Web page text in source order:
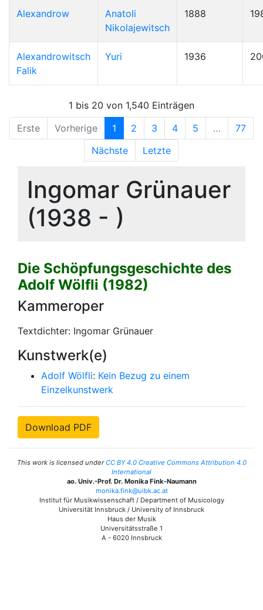
Alexandrow
Anatoli
Nikolajewitsch
1888
Alexandrowitsch
Falik
Yuri 1936
1 bis 20 von 1,540 Einträgen
Erste
Vorherige 1 2 3 4 5 …
77
Nächste
Letzte
Ingomar Grünauer
(1938 - )
Die Schöpfungsgeschichte des
Adolf Wölfli (1982)
Kammeroper
Textdichter: Ingomar Grünauer
Kunstwerk(e)
Adolf Wölfli: Kein Bezug zu einem
Einzelkunstwerk
Download PDF
This work is licensed underCC BY 4.0 Creative Commons Attribution 4.0
International
ao. Univ.-Prof. Dr. Monika Fink-Naumann
monika.fink@uibk.ac.at
Institut für Musikwissenschaft / Department of Musicology
Universität Innsbruck / University of Innsbruck
Haus der Musik
Universitätsstraße 1
A - 6020 Innsbruck